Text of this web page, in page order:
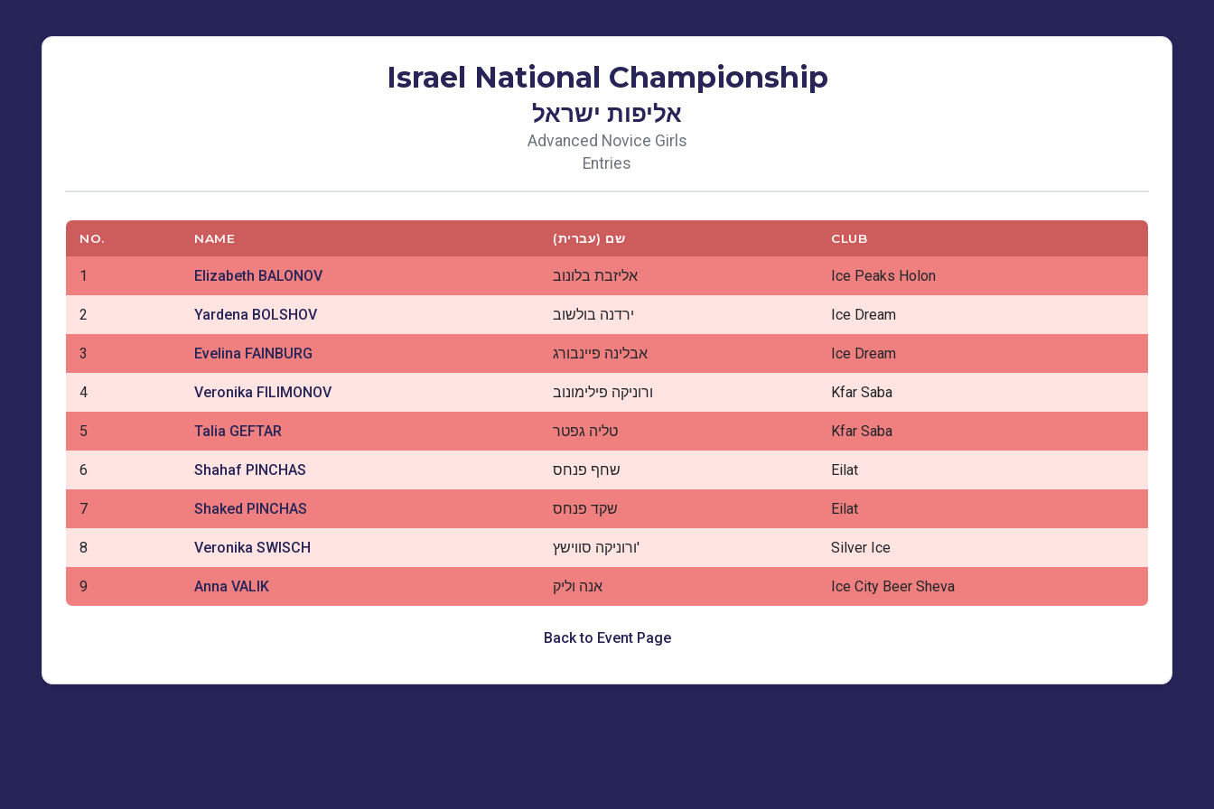
Israel National Championship
אליפות ישראל
Advanced Novice Girls
Entries
NO. NAME שם (עברית) CLUB
1 Elizabeth BALONOV אליזבת בלונוב Ice Peaks Holon
2 Yardena BOLSHOV ירדנה בולשוב Ice Dream
3 Evelina FAINBURG אבלינה פיינבורג Ice Dream
4 Veronika FILIMONOV ורוניקה פילימונוב Kfar Saba
5 Talia GEFTAR טליה גפטר Kfar Saba
6 Shahaf PINCHAS שחף פנחס Eilat
7 Shaked PINCHAS שקד פנחס Eilat
8 Veronika SWISCH ורוניקה סווישץ' Silver Ice
9 Anna VALIK אנה וליק Ice City Beer Sheva
Back to Event Page